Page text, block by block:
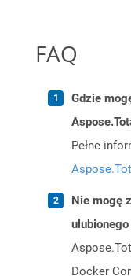
FAQ
Gdzie
Pełne
Nie mogę
Docker